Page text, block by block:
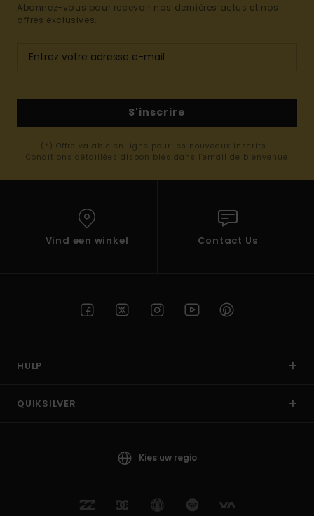
Abonnez-vous pour recevoir nos dernières actus et nos
offres exclusives.
S'inscrire
(*) Offre valable en ligne pour les nouveaux inscrits -
Conditions détaillées disponibles dans l'email de bienvenue
Vind een winkel Contact Us
HULP
QUIKSILVER
Kies uw regio